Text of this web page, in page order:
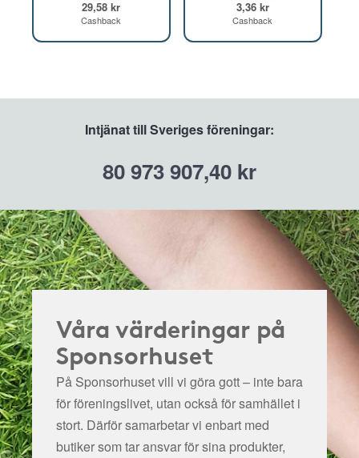
29,58 kr
Cashback
3,36 kr
Cashback
Intjänat till Sveriges föreningar:
80 973 907,40 kr
Våra värderingar på
Sponsorhuset
På Sponsorhuset vill vi göra gott – inte bara
för föreningslivet, utan också för samhället i
stort. Därför samarbetar vi enbart med
butiker som tar ansvar för sina produkter,